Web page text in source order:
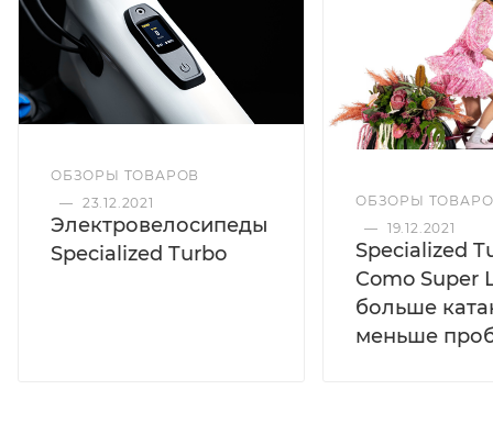
ОБЗОРЫ ТОВАРОВ
— 23.12.2021
Электровелосипеды
Specialized Turbo
ОБЗОРЫ
— 19.12.2021
Specialized
Como Super
больше
меньше